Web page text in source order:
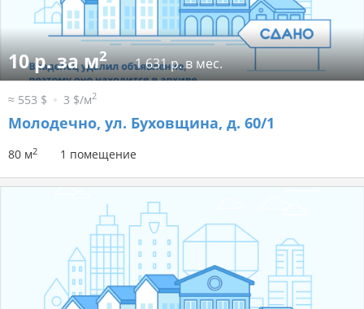
10 р. за м2 1 631 р. в мес.
≈ 553 $ 3 $/м2
Молодечно, ул. Буховщина, д. 60/1
80 м2 1 помещение